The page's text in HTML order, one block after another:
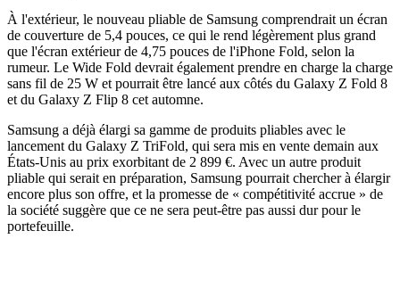
À l'extérieur, le nouveau pliable de Samsung comprendrait un écran
de couverture de 5,4 pouces, ce qui le rend légèrement plus grand
que l'écran extérieur de 4,75 pouces de l'iPhone Fold, selon la
rumeur. Le Wide Fold devrait également prendre en charge la charge
sans fil de 25 W et pourrait être lancé aux côtés du Galaxy Z Fold 8
et du Galaxy Z Flip 8 cet automne.
Samsung a déjà élargi sa gamme de produits pliables avec le
lancement du Galaxy Z TriFold, qui sera mis en vente demain aux
États-Unis au prix exorbitant de 2 899 €. Avec un autre produit
pliable qui serait en préparation, Samsung pourrait chercher à élargir
encore plus son offre, et la promesse de « compétitivité accrue » de
la société suggère que ce ne sera peut-être pas aussi dur pour le
portefeuille.